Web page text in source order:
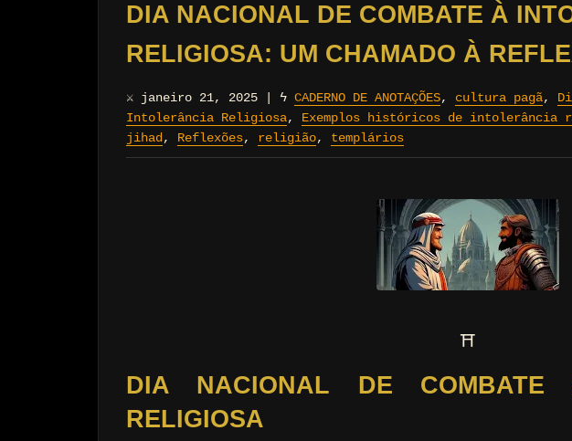
DIA NACIONAL DE COMBATE À
RELIGIOSA: UM CHAMADO À
⚔ janeiro 21, 2025 ϟ CADERNO DE ANOTAÇÕES, cultura pagã,
Intolerância Religiosa, Exemplos históricos de intolerância
jihad , Reflexões, religião, templários
⛩
DIA NACIONAL DE COMBATE
RELIGIOSA